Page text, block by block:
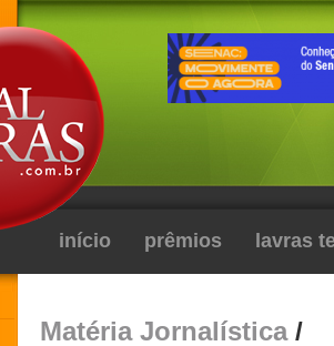
início prêmios lavras
Matéria Jornalística/